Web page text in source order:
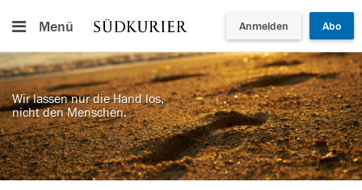
Menü Anmelden Abo
Wir lassen nur die Hand los,
nicht den Menschen.